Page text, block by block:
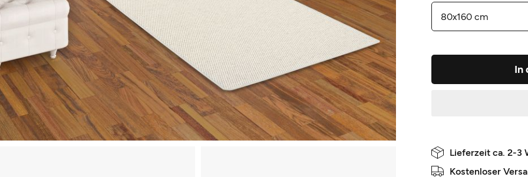
In
Lieferzeit ca. 2-3
Kostenloser